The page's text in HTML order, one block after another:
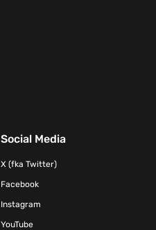
Social Media
X (fka Twitter)
Facebook
Instagram
YouTube